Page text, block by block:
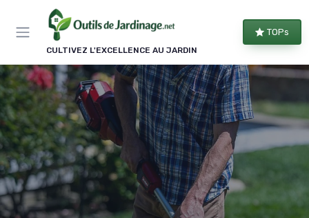
CULTIVEZ L'EXCELLENCE AU JARDIN
TOPs
Panneau de gestion des cookies